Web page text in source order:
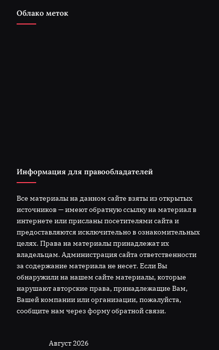
Облако меток
Информация для правообладателей
Все материалы на данном сайте взяты из открытых
источников — имеют обратную ссылку на материал в
интернете или присланы посетителями сайта и
предоставляются исключительно в ознакомительных
целях. Права на материалы принадлежат их
владельцам. Администрация сайта ответственности
за содержание материала не несет. Если Вы
обнаружили на нашем сайте материалы, которые
нарушают авторские права, принадлежащие Вам,
Вашей компании или организации, пожалуйста,
сообщите нам через форму обратной связи.
Август 2026